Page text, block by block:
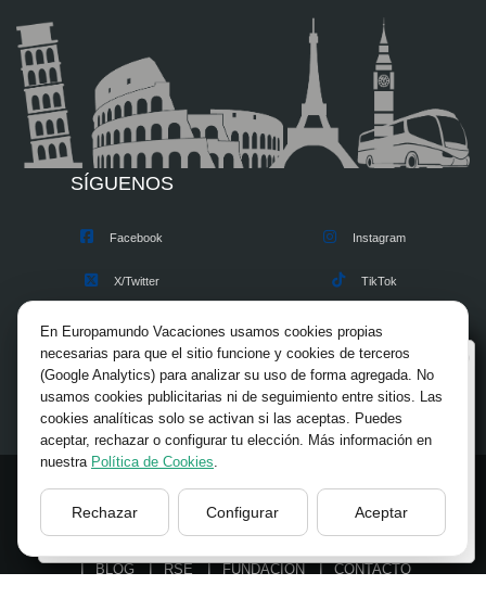
SÍGUENOS
Facebook
X/Twitter
Blog
Opiniones
Instagram
TikTok
Youtube
Pinterest
© 2026 Europamundo.
Todos los derechos reservados.
BLOG
RSE FUNDACIÓN
CONTACTO
Bienvenido a Europamundo Vacaciones, está usted
en el sitio internacional de:
Wellcome to Europamundo Vacations, your in the
international site of:
cambiar/change
En Europamundo Vacaciones usamos cookies propias
necesarias para que el sitio funcione y cookies de terceros
(Google Analytics) para analizar su uso de forma agregada. No
usamos cookies publicitarias ni de seguimiento entre sitios. Las
cookies analíticas solo se activan si las aceptas. Puedes
aceptar, rechazar o configurar tu elección. Más información en
nuestra Política de Cookies.
Rechazar Configurar Aceptar